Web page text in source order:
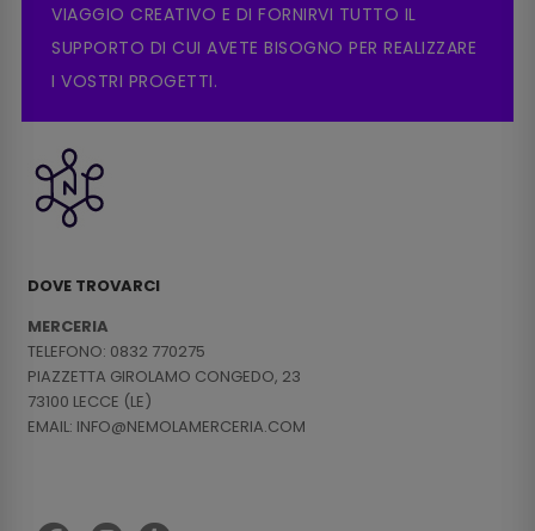
VIAGGIO CREATIVO E DI FORNIRVI TUTTO IL
SUPPORTO DI CUI AVETE BISOGNO PER REALIZZARE
I VOSTRI PROGETTI.
DOVE TROVARCI
MERCERIA
TELEFONO: 0832 770275
PIAZZETTA GIROLAMO CONGEDO, 23
73100 LECCE (LE)
EMAIL: INFO@NEMOLAMERCERIA.COM